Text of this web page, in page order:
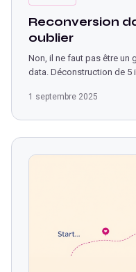
Reconversion
oublier
Non, il ne faut pas être un
data. Déconstruction de 5
1 septembre 2025